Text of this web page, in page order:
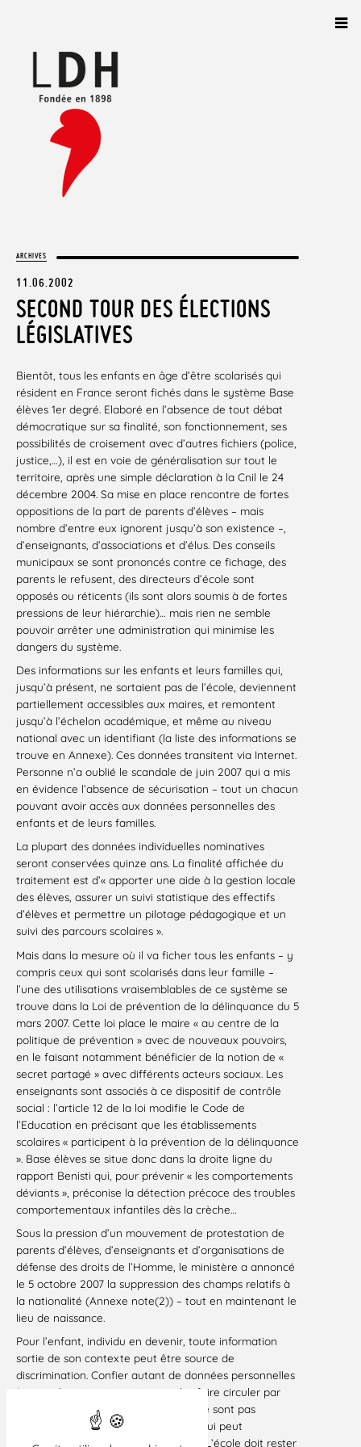
ARCHIVES
11.06.2002
SECOND TOUR DES ÉLECTIONS
LÉGISLATIVES
Bientôt, tous les enfants en âge d’être scolarisés qui
résident en France seront fichés dans le système Base
élèves 1er degré. Elaboré en l’absence de tout débat
démocratique sur sa finalité, son fonctionnement, ses
possibilités de croisement avec d’autres fichiers (police,
justice,…), il est en voie de généralisation sur tout le
territoire, après une simple déclaration à la Cnil le 24
décembre 2004. Sa mise en place rencontre de fortes
oppositions de la part de parents d’élèves – mais
nombre d’entre eux ignorent jusqu’à son existence –,
d’enseignants, d’associations et d’élus. Des conseils
municipaux se sont prononcés contre ce fichage, des
parents le refusent, des directeurs d’école sont
opposés ou réticents (ils sont alors soumis à de fortes
pressions de leur hiérarchie)… mais rien ne semble
pouvoir arrêter une administration qui minimise les
dangers du système.
Des informations sur les enfants et leurs familles qui,
jusqu’à présent, ne sortaient pas de l’école, deviennent
partiellement accessibles aux maires, et remontent
jusqu’à l’échelon académique, et même au niveau
national avec un identifiant (la liste des informations se
trouve en Annexe). Ces données transitent via Internet.
Personne n’a oublié le scandale de juin 2007 qui a mis
en évidence l’absence de sécurisation – tout un chacun
pouvant avoir accès aux données personnelles des
enfants et de leurs familles.
La plupart des données individuelles nominatives
seront conservées quinze ans. La finalité affichée du
traitement est d’« apporter une aide à la gestion locale
des élèves, assurer un suivi statistique des effectifs
d’élèves et permettre un pilotage pédagogique et un
suivi des parcours scolaires ».
Mais dans la mesure où il va ficher tous les enfants – y
compris ceux qui sont scolarisés dans leur famille –
l’une des utilisations vraisemblables de ce système se
trouve dans la Loi de prévention de la délinquance du 5
mars 2007. Cette loi place le maire « au centre de la
politique de prévention » avec de nouveaux pouvoirs,
en le faisant notamment bénéficier de la notion de «
secret partagé » avec différents acteurs sociaux. Les
enseignants sont associés à ce dispositif de contrôle
social : l’article 12 de la loi modifie le Code de
l’Education en précisant que les établissements
scolaires « participent à la prévention de la délinquance
». Base élèves se situe donc dans la droite ligne du
rapport Benisti qui, pour prévenir « les comportements
déviants », préconise la détection précoce des troubles
comportementaux infantiles dès la crèche…
Sous la pression d’un mouvement de protestation de
parents d’élèves, d’enseignants et d’organisations de
défense des droits de l’Homme, le ministère a annoncé
le 5 octobre 2007 la suppression des champs relatifs à
la nationalité (Annexe note(2)) – tout en maintenant le
lieu de naissance.
Pour l’enfant, individu en devenir, toute information
sortie de son contexte peut être source de
discrimination. Confier autant de données personnelles
à une administration qui pourra les faire circuler par
Internet et les utiliser à des fins qui ne sont pas
précisées, nous semble dépasser ce qui peut
légitimement être exigé des familles. L’école doit rester